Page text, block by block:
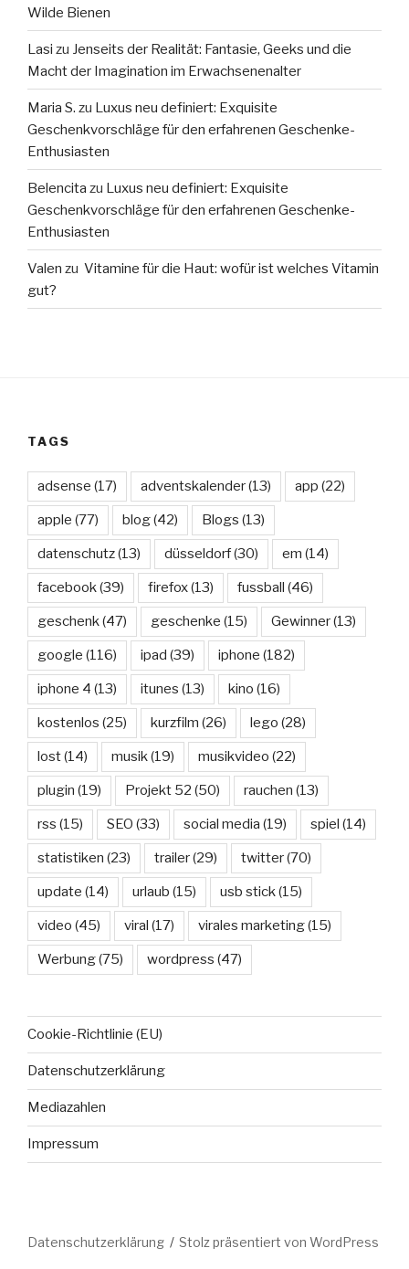
Wilde Bienen
Lasi zu Jenseits der Realität: Fantasie, Geeks und die
Macht der Imagination im Erwachsenenalter
Maria S. zu Luxus neu definiert: Exquisite
Geschenkvorschläge für den erfahrenen Geschenke-
Enthusiasten
Belencita zu Luxus neu definiert: Exquisite
Geschenkvorschläge für den erfahrenen Geschenke-
Enthusiasten
Valen zu Vitamine für die Haut: wofür ist welches Vitamin
gut?
TAGS
adsense (17) adventskalender(13) app (22)
apple (77) blog(42) Blogs (13)
datenschutz(13) düsseldorf(30) em (14)
facebook(39) firefox(13) fussball (46)
geschenk(47) geschenke (15) Gewinner(13)
google (116) ipad (39) iphone (182)
iphone 4 (13) itunes (13) kino (16)
kostenlos (25) kurzfilm (26) lego (28)
lost(14) musik(19) musikvideo (22)
plugin (19) Projekt 52 (50) rauchen (13)
rss (15) SEO (33) social media (19) spiel (14)
statistiken (23) trailer(29) twitter(70)
update (14) urlaub (15) usb stick(15)
video (45) viral (17) virales marketing(15)
Werbung(75) wordpress (47)
Cookie-Richtlinie (EU)
Datenschutzerklärung
Mediazahlen
Impressum
Datenschutzerklärung Stolz präsentiert von WordPress